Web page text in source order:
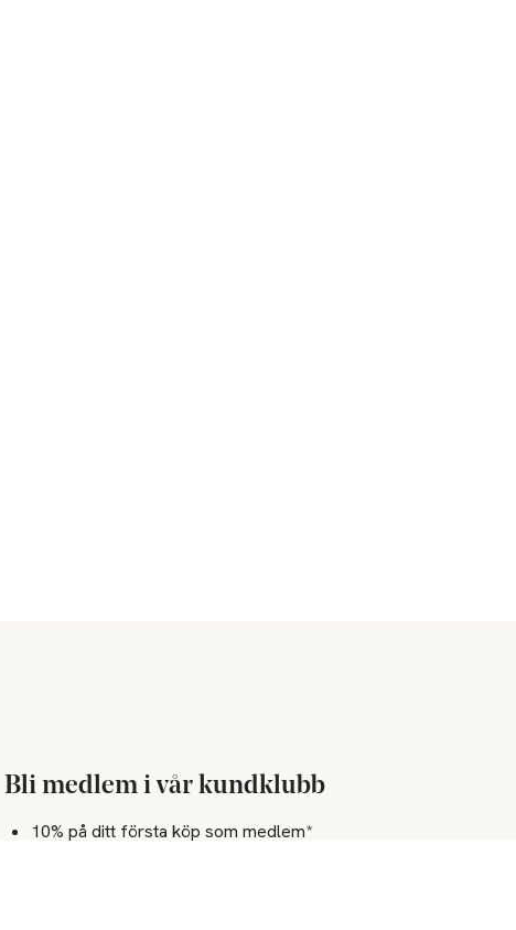
Bli medlem i vår kundklubb
10% på ditt första köp som medlem*